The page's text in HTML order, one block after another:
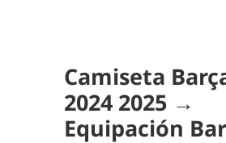
Camiseta
2024 2025 →
Equipación